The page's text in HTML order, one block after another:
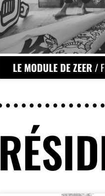
LE MODULE DE ZEER /